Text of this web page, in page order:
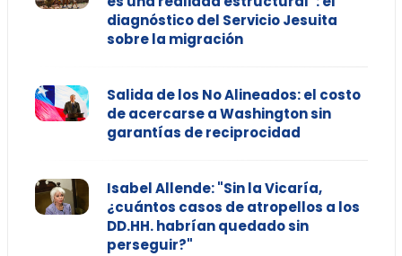
diagnóstico del Servicio Jesuita
sobre la migración
Salida de los No Alineados: el costo
de acercarse a Washington sin
garantías de reciprocidad
Isabel Allende: "Sin la Vicaría,
¿cuántos casos de atropellos a los
DD.HH. habrían quedado sin
perseguir?"